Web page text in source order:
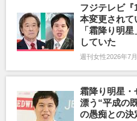
フジテレビ『
本変更されて
「霜降り明
していた
週刊女性2026年7
霜降り明星
漂う“平成の
の愚痴との決